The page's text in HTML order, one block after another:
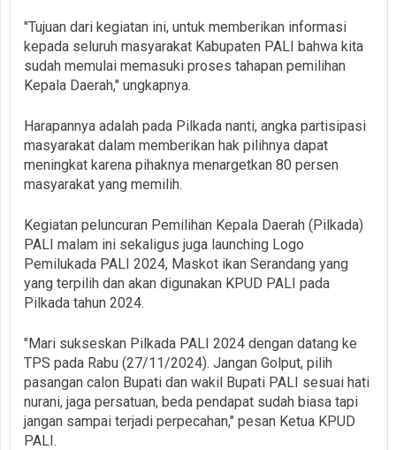
"Tujuan dari kegiatan ini, untuk memberikan informasi
kepada seluruh masyarakat Kabupaten PALI bahwa kita
sudah memulai memasuki proses tahapan pemilihan
Kepala Daerah," ungkapnya.
Harapannya adalah pada Pilkada nanti, angka partisipasi
masyarakat dalam memberikan hak pilihnya dapat
meningkat karena pihaknya menargetkan 80 persen
masyarakat yang memilih.
Kegiatan peluncuran Pemilihan Kepala Daerah (Pilkada)
PALI malam ini sekaligus juga launching Logo
Pemilukada PALI 2024, Maskot ikan Serandang yang
yang terpilih dan akan digunakan KPUD PALI pada
Pilkada tahun 2024.
"Mari sukseskan Pilkada PALI 2024 dengan datang ke
TPS pada Rabu (27/11/2024). Jangan Golput, pilih
pasangan calon Bupati dan wakil Bupati PALI sesuai hati
nurani, jaga persatuan, beda pendapat sudah biasa tapi
jangan sampai terjadi perpecahan," pesan Ketua KPUD
PALI.